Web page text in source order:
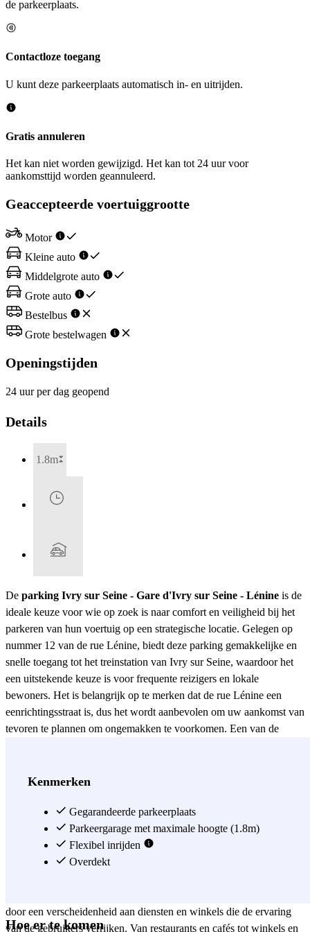
de parkeerplaats.
Contactloze toegang
U kunt deze parkeerplaats automatisch in- en uitrijden.
Gratis annuleren
Het kan niet worden gewijzigd. Het kan tot 24 uur voor
aankomsttijd worden geannuleerd.
Geaccepteerde voertuiggrootte
Motor
Kleine auto
Middelgrote auto
Grote auto
Bestelbus
Grote bestelwagen
Openingstijden
24 uur per dag geopend
Details
1.8m
De parking Ivry sur Seine - Gare d'Ivry sur Seine - Lénine is de
ideale keuze voor wie op zoek is naar comfort en veiligheid bij het
parkeren van hun voertuig op een strategische locatie. Gelegen op
nummer 12 van de rue Lénine, biedt deze parking gemakkelijke en
snelle toegang tot het treinstation van Ivry sur Seine, waardoor het
een uitstekende keuze is voor frequente reizigers en lokale
bewoners. Het is belangrijk op te merken dat de rue Lénine een
eenrichtingsstraat is, dus het wordt aanbevolen om uw aankomst van
tevoren te plannen om ongemakken te voorkomen. Een van de
toegang dankzij het zichtbare Zenpark-bord aan de buitenkant. Dit
zorgt er ook voor dat bestuurders zonder problemen kunnen
binnenrijden. Bovendien is de aanwezigheid van het bord een
indicatie van de kwaliteit en service die Zenpark aan zijn gebruikers
biedt, wat een stressvrije parkeerervaring garandeert. De
door een verscheidenheid aan diensten en winkels die de ervaring
van de gebruikers verrijken. Van restaurants en cafés tot winkels en
Kenmerken
Gegarandeerde parkeerplaats
Parkeergarage met maximale hoogte (1.8m)
Flexibel inrijden
Overdekt
Hoe er te komen